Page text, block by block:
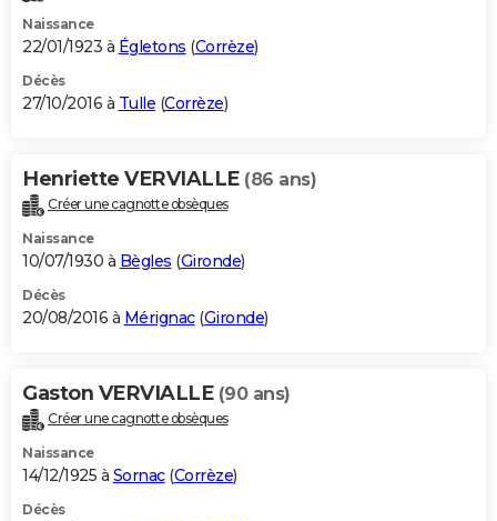
Naissance
22/01/1923 à Égletons (Corrèze)
Décès
27/10/2016 à Tulle (Corrèze)
Henriette VERVIALLE (86 ans)
Créer une cagnotte obsèques
Naissance
10/07/1930 à Bègles (Gironde)
Décès
20/08/2016 à Mérignac(Gironde)
Gaston VERVIALLE (90 ans)
Créer une cagnotte obsèques
Naissance
14/12/1925 à Sornac(Corrèze)
Décès